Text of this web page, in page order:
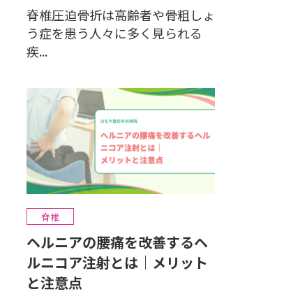
脊椎圧迫骨折は高齢者や骨粗しょ
う症を患う人々に多く見られる
疾...
脊椎
ヘルニアの腰痛を改善するヘ
ルニコア注射とは｜メリット
と注意点